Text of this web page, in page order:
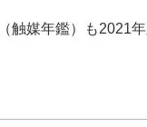
触媒年鑑）も2021